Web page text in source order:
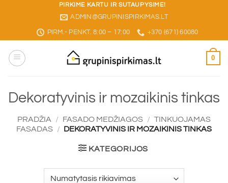
PIRKIME KARTU IR SUTAUPYSIME!
ADMIN@GRUPINISPIRKIMAS.LT
PIRM.- PENKT. 8:00 – 17:00 +370 (671) 60080
0
Dekoratyvinis ir mozaikinis tinkas
PRADŽIA / FASADO MEDŽIAGOS / TINKUOJAMAS
FASADAS / DEKORATYVINIS IR MOZAIKINIS TINKAS
KATEGORIJOS